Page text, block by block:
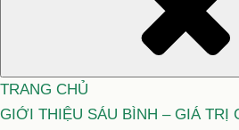
TRANG CHỦ
GIỚI THIỆU SÁU BÌNH – GIÁ TRỊ